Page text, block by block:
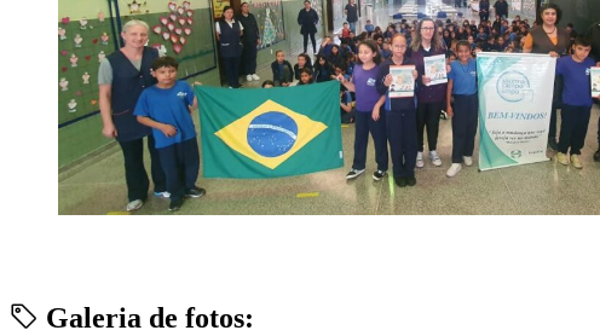
Galeria de fotos: